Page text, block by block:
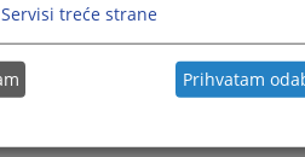
Servisi treće strane
Prihvatam